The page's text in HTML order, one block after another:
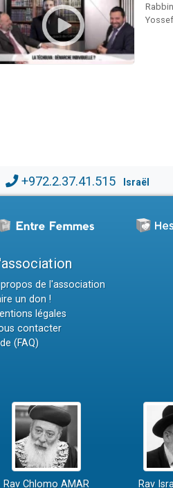
+972.2.37.41.515 Israël
de l'association
un don !
légales
contacter
(FAQ)
Rav Chlomo AMAR Rav